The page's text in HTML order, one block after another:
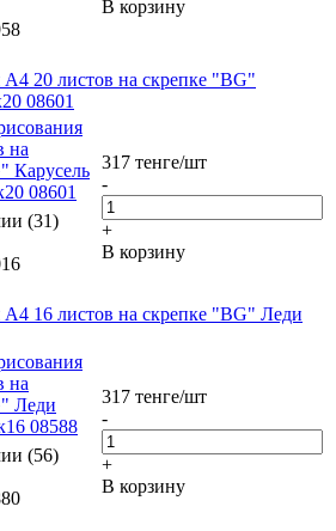
В корзину
20 листов на скрепке "BG"
08601
на
Карусель
08601
(31)
317 тенге/шт
-
+
В корзину
16 листов на скрепке "BG" Леди
на
Леди
08588
(56)
317 тенге/шт
-
+
В корзину